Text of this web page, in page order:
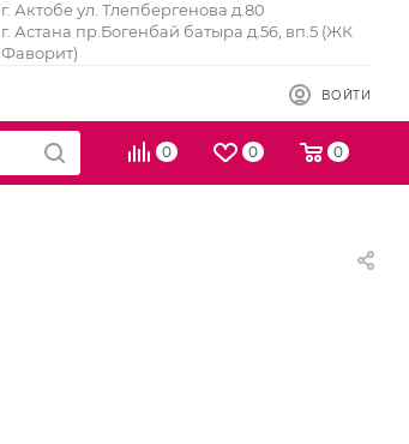
г. Актобе ул. Тлепбергенова д.80
г. Астана пр.Богенбай батыра д.56, вп.5 (ЖК
Фаворит)
ВОЙТИ
0 0 0